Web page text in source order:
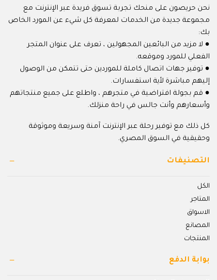
نحن حريصون على منحك تجربة تسوق فريدة عبر الإنترنت مع
مجموعة جديدة من الخدمات لمعرفة كل شيء عن المورد الخاص
بك:
● لا مزيد من البائعين المجهولين ، تعرف على عنوان المتجر
الفعلي للمورد وموقعه.
● توفير جهات اتصال كاملة للموردين حتى تتمكن من الوصول
إليهم مباشرة لأية استفسارات.
● قم بجولة افتراضية في متجرهم ، واطلع على جميع منتجاتهم
وأسعارهم وأنت جالس في راحة منزلك.
كل ذلك مع توفير رحلة عبر الإنترنت آمنة وسريعة وموثوقة
وحقيقية في السوق المصري.
التصنيفات
الكل
المتاجر
الاسواق
المصانع
المنتجات
بوابة الدفع